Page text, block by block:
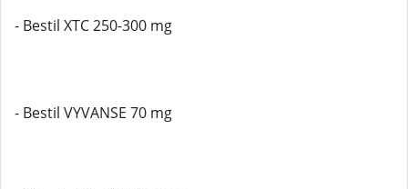
- Bestil XTC 250-300 mg
- Bestil VYVANSE 70 mg